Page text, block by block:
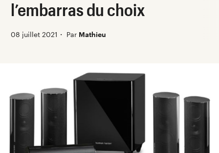
l’embarras du choix
08 juillet 2021 ・ Par Mathieu